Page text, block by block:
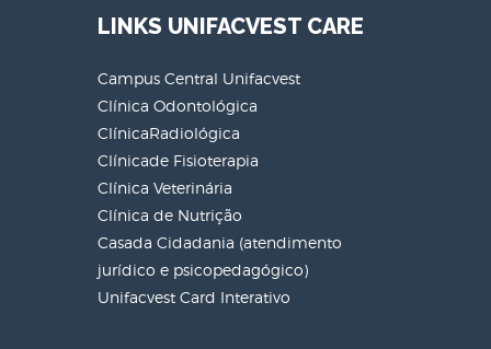
LINKS UNIFACVEST CARE
Campus Central Unifacvest
Clínica Odontológica
ClínicaRadiológica
Clínicade Fisioterapia
Clínica Veterinária
Clínica de Nutrição
Casada Cidadania (atendimento
jurídico e psicopedagógico)
Unifacvest Card Interativo